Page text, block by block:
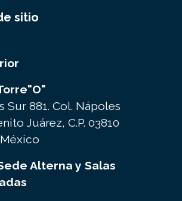
sitio
Sur 881. Col. Nápoles
Juárez, C.P. 03810
Alterna y Salas